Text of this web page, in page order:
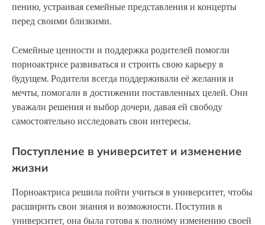
пению, устраивая семейные представления и концерты
перед своими близкими.
Семейные ценности и поддержка родителей помогли
порноактрисе развиваться и строить свою карьеру в
будущем. Родители всегда поддерживали её желания и
мечты, помогали в достижении поставленных целей. Они
уважали решения и выбор дочери, давая ей свободу
самостоятельно исследовать свои интересы.
Поступление в университет и изменение
жизни
Порноактриса решила пойти учиться в университет, чтобы
расширить свои знания и возможности. Поступив в
университет, она была готова к полному изменению своей